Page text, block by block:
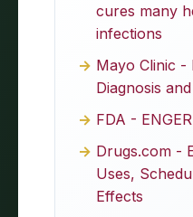
cures many
infections
Mayo Clinic -
Diagnosis
FDA -
Drugs.com -
Uses,
Effects